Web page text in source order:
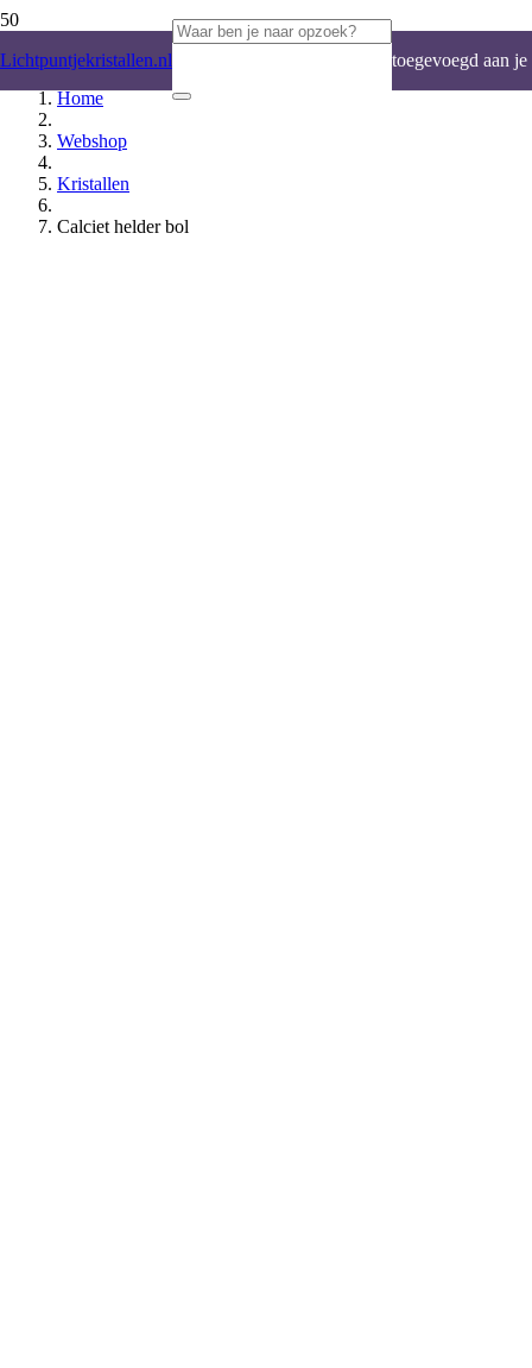
Lichtpuntjekristallen.nl toegevoegd aan je
Home
Webshop
Kristallen
Calciet helder bol